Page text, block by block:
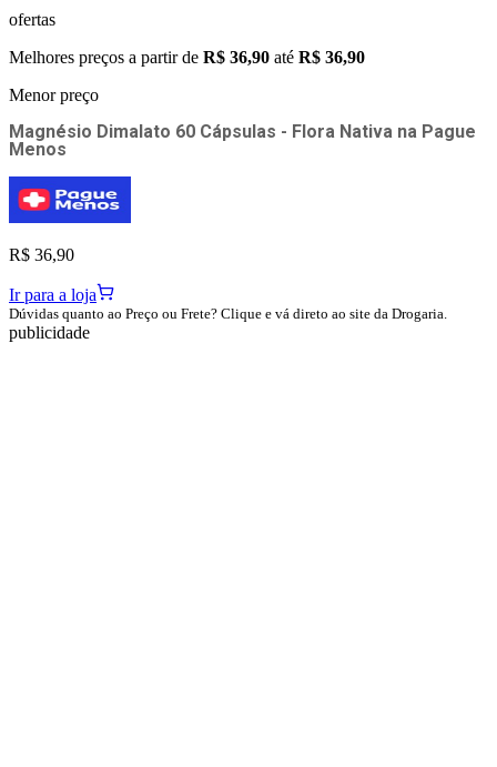
ofertas
Melhores preços a partir de R$ 36,90 até R$ 36,90
Menor preço
Magnésio Dimalato 60 Cápsulas - Flora Nativa na Pague
Menos
R$ 36,90
Ir para a loja
Dúvidas quanto ao Preço ou Frete? Clique e vá direto ao site da Drogaria.
publicidade